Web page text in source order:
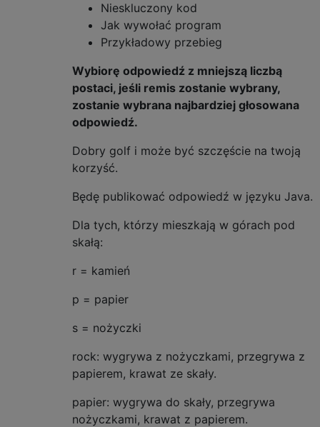
Nieskluczony kod
Jak wywołać program
Przykładowy przebieg
Wybiorę odpowiedź z mniejszą liczbą
postaci, jeśli remis zostanie wybrany,
zostanie wybrana najbardziej głosowana
odpowiedź.
Dobry golf i może być szczęście na twoją
korzyść.
Będę publikować odpowiedź w języku Java.
Dla tych, którzy mieszkają w górach pod
skałą:
r = kamień
p = papier
s = nożyczki
rock: wygrywa z nożyczkami, przegrywa z
papierem, krawat ze skały.
papier: wygrywa do skały, przegrywa
nożyczkami, krawat z papierem.